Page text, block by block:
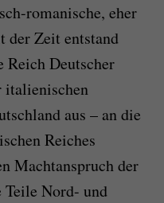
romanische, eher
Zeit entstand
Reich Deutscher
italienischen
aus – an die
Reiches
Machtanspruch der
Teile Nord- und